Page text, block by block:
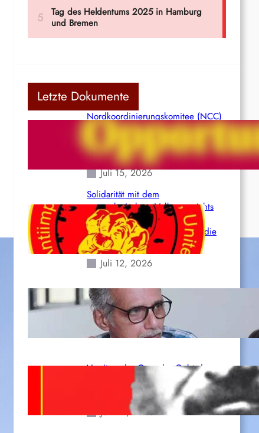
Letzte Dokumente
Nordkoordinierungskomitee (NCC)
der Kommunistischen Partei Indiens
(Maoistisch): Postmoderner
Opportunismus
Juli 15, 2026
Solidarität mit dem
venezolanischem Volk angesichts
der verlorenen Leben und der
katastrophalen Situation durch die
Erdbeben des 24. Juni!
Juli 12, 2026
Indien: „Die Politik der
Kapitulation“ von K. Murali (Ajith)
Juli 1, 2026
Vorsitzender Gonzalo: Gebt das
Leben für die Partei und die
Juni 19, 2026